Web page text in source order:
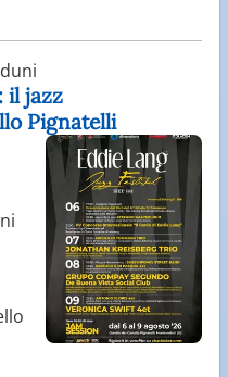
il jazz
Pignatelli